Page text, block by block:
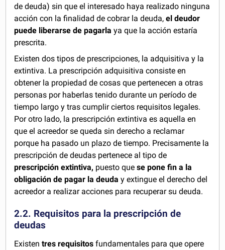
de deuda) sin que el interesado haya realizado ninguna
acción con la finalidad de cobrar la deuda,el deudor
puede liberarse de pagarla ya que la acción estaría
prescrita.
Existen dos tipos de prescripciones, la adquisitiva y la
extintiva. La prescripción adquisitiva consiste en
obtener la propiedad de cosas que pertenecen a otras
personas por haberlas tenido durante un período de
tiempo largo y tras cumplir ciertos requisitos legales.
Por otro lado, la prescripción extintiva es aquella en
que el acreedor se queda sin derecho a reclamar
porque ha pasado un plazo de tiempo. Precisamente la
prescripción de deudas pertenece al tipo de
prescripción extintiva, puesto quese pone fin a la
obligación de pagar la deuda y extingue el derecho del
acreedor a realizar acciones para recuperar su deuda.
2.2. Requisitos para la prescripción de
deudas
Existentres requisitos fundamentales para que opere